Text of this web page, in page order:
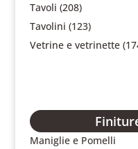
Tavoli (208)
Tavolini (123)
Vetrine e vetrinette
Maniglie e Pomelli